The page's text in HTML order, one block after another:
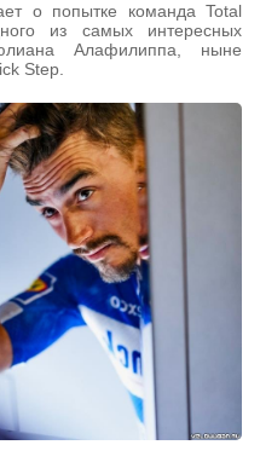
о попытке команда Total
из самых интересных
Алафилиппа, ныне
Step.